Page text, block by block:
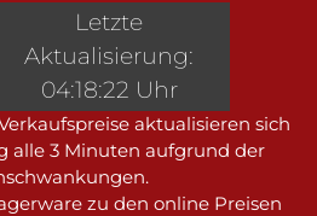
aktualisieren sich
alle 3 Minuten aufgrund der
zu den online Preisen
Letzte
Aktualisierung:
04:18:22 Uhr